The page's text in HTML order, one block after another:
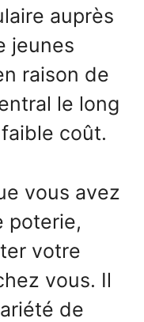
auprès
jeunes
raison de
le long
coût.
vous avez
poterie,
votre
vous. Il
de